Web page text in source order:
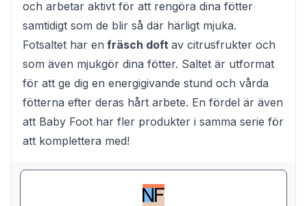
och arbetar aktivt för att rengöra dina fötter
samtidigt som de blir så där härligt mjuka.
Fotsaltet har en fräsch doft av citrusfrukter och
som även mjukgör dina fötter. Saltet är utformat
för att ge dig en energigivande stund och vårda
fötterna efter deras hårt arbete. En fördel är även
att Baby Foot har fler produkter i samma serie för
att komplettera med!